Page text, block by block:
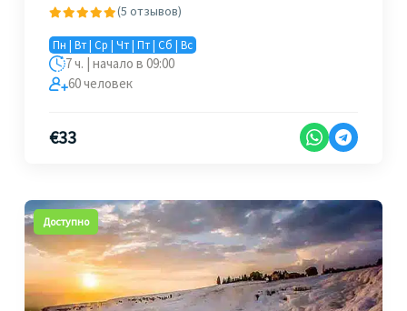
(5 отзывов)
Пн | Вт | Ср | Чт | Пт | Сб | Вс
7 ч. | начало в 09:00
60 человек
€33
Доступно